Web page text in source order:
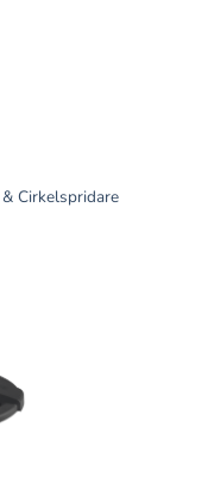
Cirkelspridare